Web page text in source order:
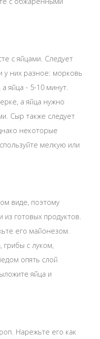
с яйцами. Следует
у них разное: морковь
яйца - 5-10 минут.
а яйца нужно
Сыр также следует
некоторые
мелкую или
виде, поэтому
готовых продуктов.
его майонезом.
с луком,
опять слой
яйца и
Нарежьте его как